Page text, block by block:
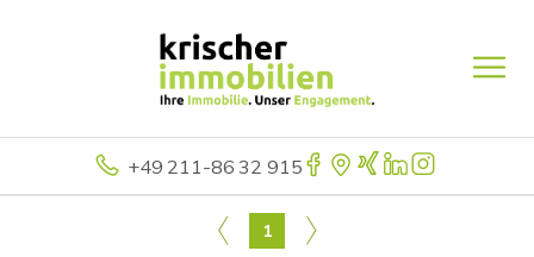
+49 211-86 32 915
1